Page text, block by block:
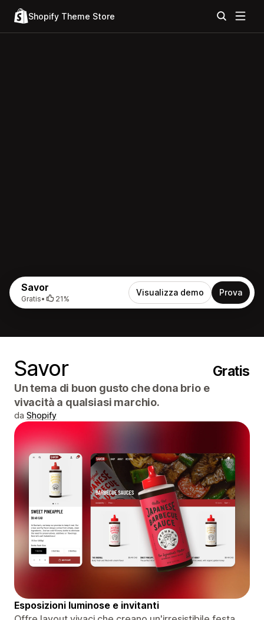
Shopify Theme Store
Savor
Gratis• 21%
Visualizza demo Prova
Savor Gratis
Un tema di buon gusto che dona brio e
vivacità a qualsiasi marchio.
da Shopify
Esposizioni luminose e invitanti